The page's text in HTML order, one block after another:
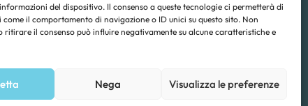
del dispositivo. Il consenso a queste tecnologie ci permetterà di
il comportamento di navigazione o ID unici su questo sito. Non
ritirare il consenso può influire negativamente su alcune caratteristiche e
Nega Visualizza le preferenze